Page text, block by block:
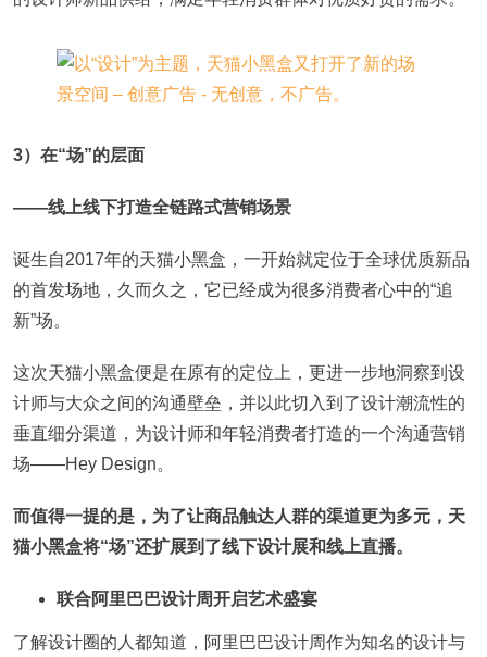
3）在“场”的层面
——线上线下打造全链路式营销场景
诞生自2017年的天猫小黑盒，一开始就定位于全球优质新品
的首发场地，久而久之，它已经成为很多消费者心中的“追
新”场。
这次天猫小黑盒便是在原有的定位上，更进一步地洞察到设
计师与大众之间的沟通壁垒，并以此切入到了设计潮流性的
垂直细分渠道，为设计师和年轻消费者打造的一个沟通营销
场——Hey Design。
而值得一提的是，为了让商品触达人群的渠道更为多元，天
猫小黑盒将“场”还扩展到了线下设计展和线上直播。
联合阿里巴巴设计周开启艺术盛宴
了解设计圈的人都知道，阿里巴巴设计周作为知名的设计与